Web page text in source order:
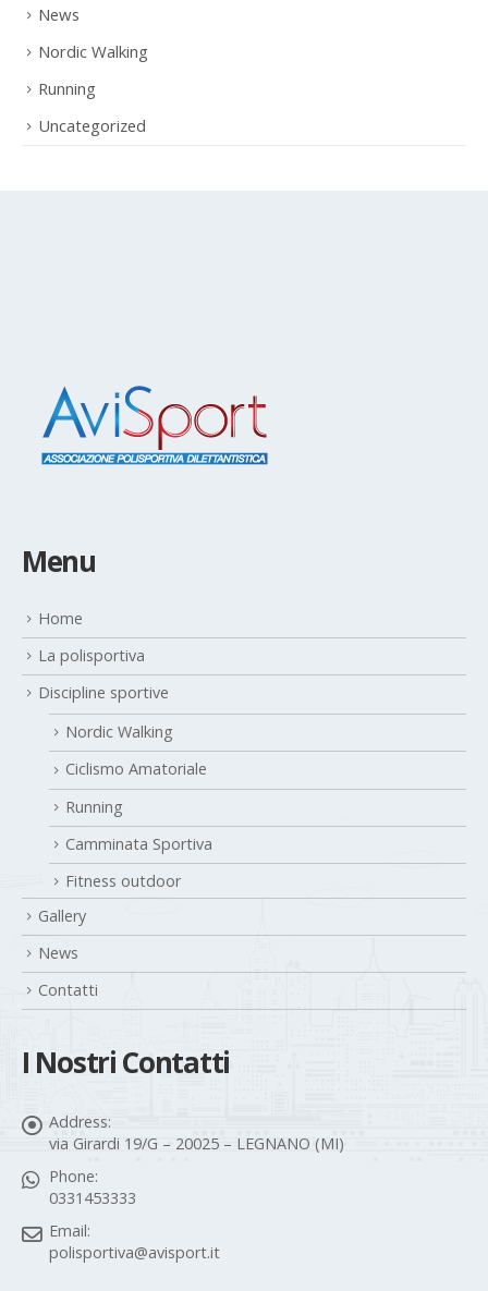
News
Nordic Walking
Running
Uncategorized
Menu
Home
La polisportiva
Discipline sportive
Nordic Walking
Ciclismo Amatoriale
Running
Camminata Sportiva
Fitness outdoor
Gallery
News
Contatti
I Nostri Contatti
Address:
via Girardi 19/G – 20025 – LEGNANO (MI)
Phone:
0331453333
Email:
polisportiva@avisport.it